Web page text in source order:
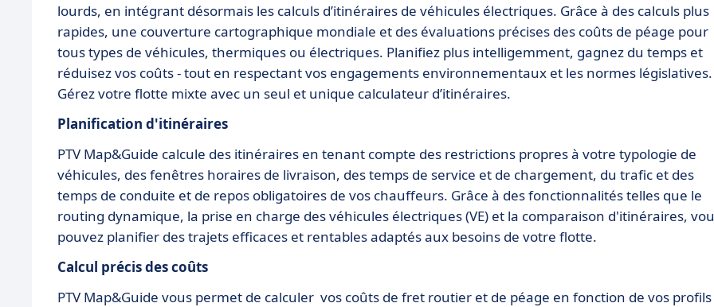
lourds, en intégrant désormais les calculs d’itinéraires de véhicules électriques. Grâce à des calculs plus
rapides, une couverture cartographique mondiale et des évaluations précises des coûts de péage pour
tous types de véhicules, thermiques ou électriques. Planifiez plus intelligemment, gagnez du temps et
réduisez vos coûts - tout en respectant vos engagements environnementaux et les normes législatives.
Gérez votre flotte mixte avec un seul et unique calculateur d’itinéraires.
Planification d'itinéraires
PTV Map&Guide calcule des itinéraires en tenant compte des restrictions propres à votre typologie de
véhicules, des fenêtres horaires de livraison, des temps de service et de chargement, du trafic et des
temps de conduite et de repos obligatoires de vos chauffeurs. Grâce à des fonctionnalités telles que le
routing dynamique, la prise en charge des véhicules électriques (VE) et la comparaison d'itinéraires,
pouvez planifier des trajets efficaces et rentables adaptés aux besoins de votre flotte.
Calcul précis des coûts
PTV Map&Guide vous permet de calculer vos coûts de fret routier et de péage en fonction de vos